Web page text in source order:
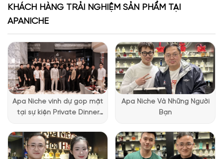
Thiết kế của Azzure Oud French Avenue
Không đơn thuần là một chai nước hoa, Azzure Oud là một
tác phẩm nghệ thuật với dáng chai lục giác mạnh mẽ, phủ
lớp sơn xanh navy lì sang trọng. Phần nắp được cắt vát tinh
xảo, phủ ánh kim bạc tạo hiệu ứng ánh sáng thu hút, như một
vương miện trên đỉnh quyền lực. Một chi tiết nhỏ nhưng đắt
giá: viên đá xanh gắn bên thân chai tạo điểm nhấn lịch lãm và
mang đến cảm giác độc quyền, quý hiếm.
KHÁCH HÀNG TRẢI NGHIỆM SẢN PHẨM TẠI
APANICHE
Apa Niche vinh dự góp mặt
tại sự kiện Private Dinner
Vietnam
Apa Niche Và Những Người
Bạn